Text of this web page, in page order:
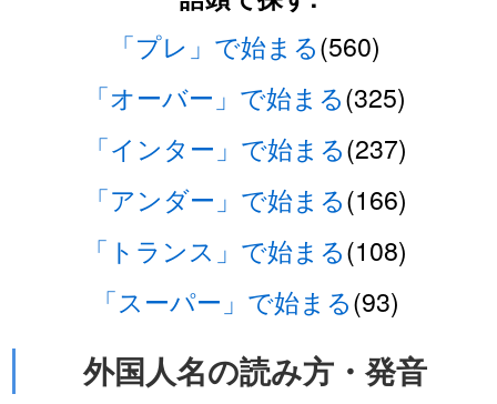
「プレ」で始まる(560)
「オーバー」で始まる(325)
「インター」で始まる(237)
「アンダー」で始まる(166)
「トランス」で始まる(108)
「スーパー」で始まる(93)
外国人名の読み方・発音